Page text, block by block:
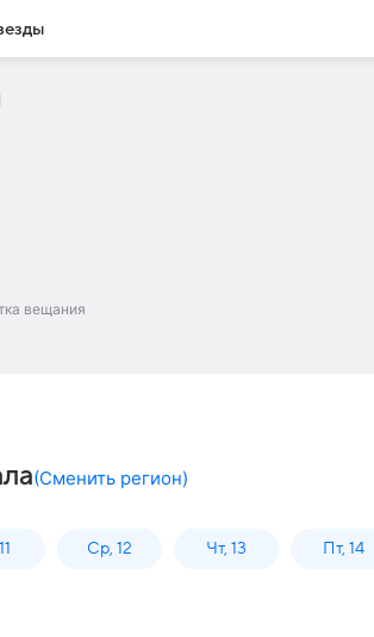
вещания
(Сменить регион)
Ср, 12 Чт, 13 Пт, 14